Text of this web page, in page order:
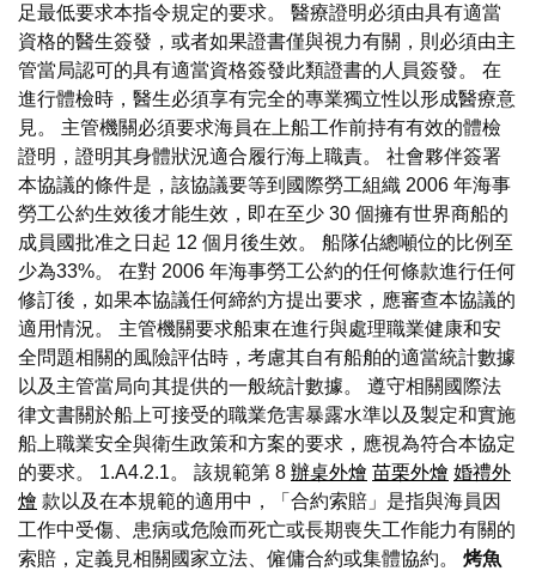
足最低要求本指令規定的要求。 醫療證明必須由具有適當
資格的醫生簽發，或者如果證書僅與視力有關，則必須由主
管當局認可的具有適當資格簽發此類證書的人員簽發。 在
進行體檢時，醫生必須享有完全的專業獨立性以形成醫療意
見。 主管機關必須要求海員在上船工作前持有有效的體檢
證明，證明其身體狀況適合履行海上職責。 社會夥伴簽署
本協議的條件是，該協議要等到國際勞工組織 2006 年海事
勞工公約生效後才能生效，即在至少 30 個擁有世界商船的
成員國批准之日起 12 個月後生效。 船隊佔總噸位的比例至
少為33%。 在對 2006 年海事勞工公約的任何條款進行任何
修訂後，如果本協議任何締約方提出要求，應審查本協議的
適用情況。 主管機關要求船東在進行與處理職業健康和安
全問題相關的風險評估時，考慮其自有船舶的適當統計數據
以及主管當局向其提供的一般統計數據。 遵守相關國際法
律文書關於船上可接受的職業危害暴露水準以及製定和實施
船上職業安全與衛生政策和方案的要求，應視為符合本協定
的要求。 1.A4.2.1。 該規範第 8 辦桌外燴 苗栗外燴 婚禮外
燴 款以及在本規範的適用中，「合約索賠」是指與海員因
工作中受傷、患病或危險而死亡或長期喪失工作能力有關的
索賠，定義見相關國家立法、僱傭合約或集體協約。 烤魚